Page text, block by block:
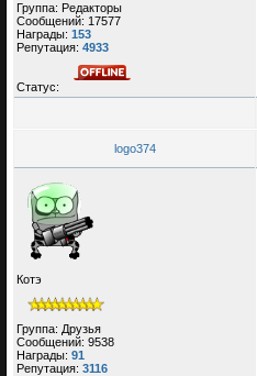
Группа: Редакторы
Сообщений: 17577
Награды: 153
Репутация: 4933
Статус:
logo374
Котэ
Группа: Друзья
Сообщений: 9538
Награды: 91
Репутация: 3116